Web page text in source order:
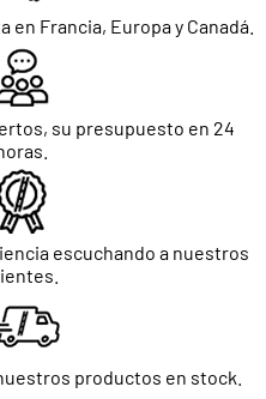
en Francia, Europa y Canadá.
su presupuesto en 24
escuchando a nuestros
productos en stock.